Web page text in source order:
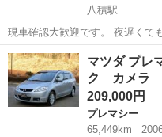
八積駅
現車確認大歓迎です。 夜遅くて
平成22年式 マツダ プレマシ
2,000cc
千葉 長生郡 八積駅
マツダ プ
ク カメラ
209,000円
プレマシー
65,449km